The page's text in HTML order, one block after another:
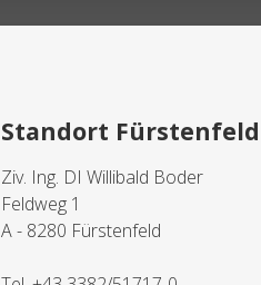
Standort Fürstenfeld
Ziv. Ing. DI Willibald Boder
Feldweg 1
A - 8280 Fürstenfeld